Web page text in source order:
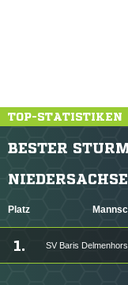
TOP-STATISTIKEN
BESTER
Platz
1. SV Baris